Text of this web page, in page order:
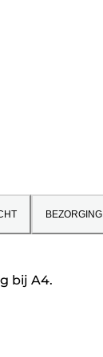
BEZORGING
bij A4.